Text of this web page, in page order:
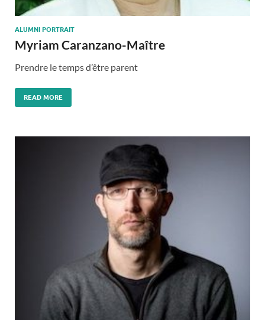
ALUMNI PORTRAIT
Myriam Caranzano-Maître
Prendre le temps d’être parent
READ MORE